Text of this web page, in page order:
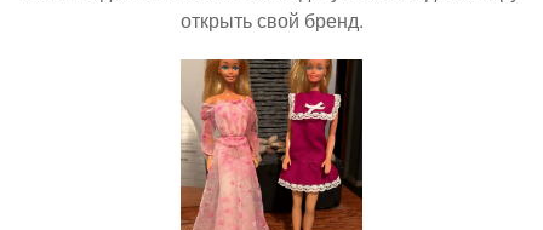
открыть свой бренд.